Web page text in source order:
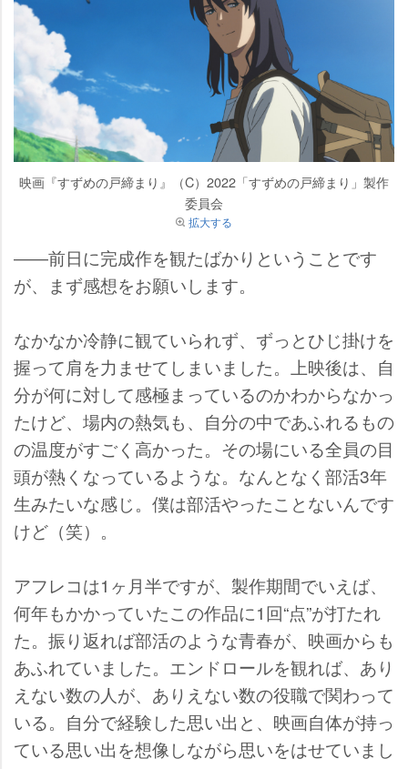
映画『すずめの戸締まり』（C）2022「すずめの戸締まり」製作
委員会
拡大する
――前日に完成作を観たばかりということです
が、まず感想をお願いします。
なかなか冷静に観ていられず、ずっとひじ掛けを
握って肩を力ませてしまいました。上映後は、自
分が何に対して感極まっているのかわからなかっ
たけど、場内の熱気も、自分の中であふれるもの
の温度がすごく高かった。その場にいる全員の目
頭が熱くなっているような。なんとなく部活3年
生みたいな感じ。僕は部活やったことないんです
けど（笑）。
アフレコは1ヶ月半ですが、製作期間でいえば、
何年もかかっていたこの作品に1回“点”が打たれ
た。振り返れば部活のような青春が、映画からも
あふれていました。エンドロールを観れば、あり
えない数の人が、ありえない数の役職で関わって
いる。自分で経験した思い出と、映画自体が持っ
ている思い出を想像しながら思いをはせていまし